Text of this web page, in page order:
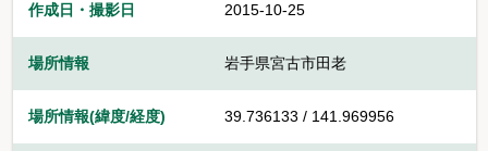
作成日・撮影日 2015-10-25
場所情報 岩手県宮古市田老
場所情報(緯度/経度) 39.736133 / 141.969956